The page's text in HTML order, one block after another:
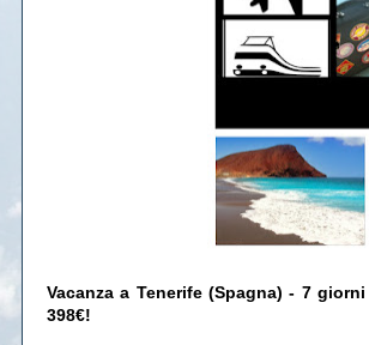
Vacanza a Tenerife (Spagna) - 7
398€!